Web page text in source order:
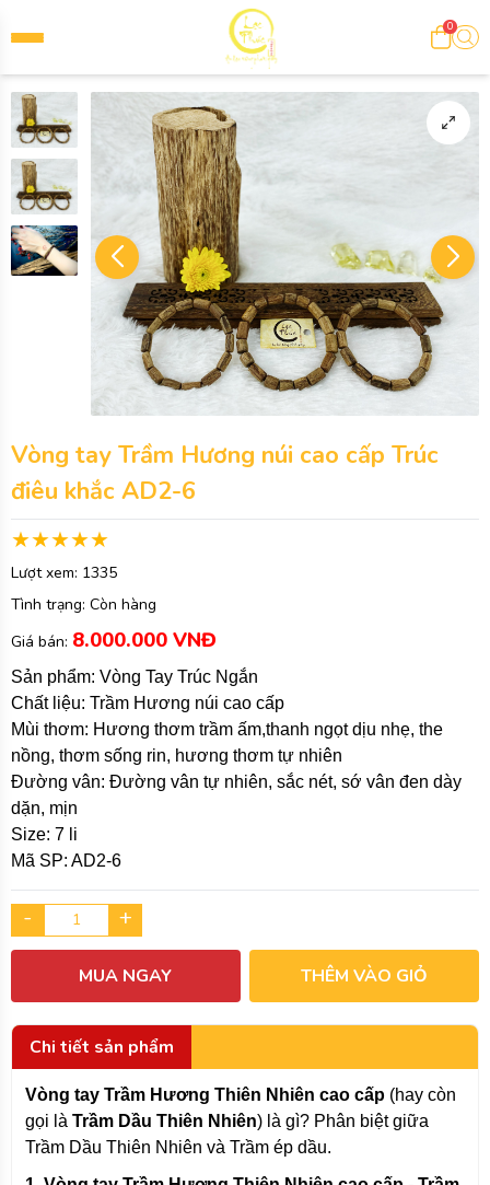
0
Vòng tay Trầm Hương núi cao cấp Trúc
điêu khắc AD2-6
Lượt xem: 1335
Tình trạng: Còn hàng
Giá bán: 8.000.000 VNĐ
Sản phẩm: Vòng Tay Trúc Ngắn
Chất liệu: Trầm Hương núi cao cấp
Mùi thơm: Hương thơm trầm ấm,thanh ngọt dịu nhẹ, the
nồng, thơm sống rin, hương thơm tự nhiên
Đường vân: Đường vân tự nhiên, sắc nét, sớ vân đen dày
dặn, mịn
Size: 7 li
Mã SP: AD2-6
- +
MUA NGAY THÊM VÀO GIỎ
Chi tiết sản phẩm
Vòng tay Trầm Hương Thiên Nhiên cao cấp (hay còn
gọi là Trầm Dầu Thiên Nhiên) là gì? Phân biệt giữa
Trầm Dầu Thiên Nhiên và Trầm ép dầu.